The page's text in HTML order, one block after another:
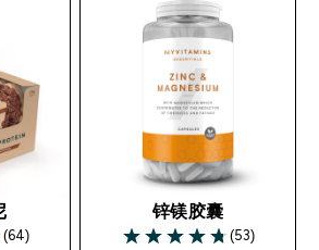
(64)
锌镁胶囊
(53)